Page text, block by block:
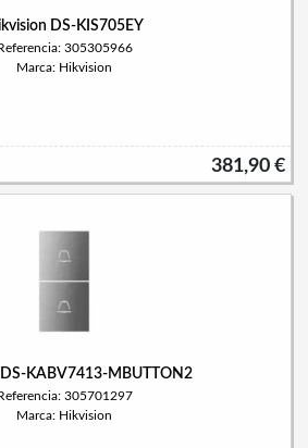
DS-KIS705EY
305305966
Marca: Hikvision
381,90 €
KABV7413-MBUTTON2
305701297
Marca: Hikvision